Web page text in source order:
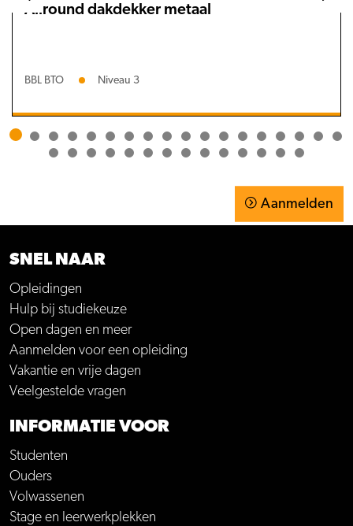
Allround dakdekker metaal
BBL BTO Niveau 3
Aanmelden
SNEL NAAR
Opleidingen
Hulp bij studiekeuze
Open dagen en meer
Aanmelden voor een opleiding
Vakantie en vrije dagen
Veelgestelde vragen
INFORMATIE VOOR
Studenten
Ouders
Volwassenen
Stage en leerwerkplekken